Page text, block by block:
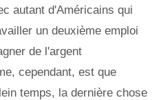
autant d'Américains qui
un deuxième emploi
de l'argent
cependant, est que
temps, la dernière chose